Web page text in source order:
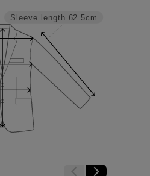
Sleeve length 62.5cm